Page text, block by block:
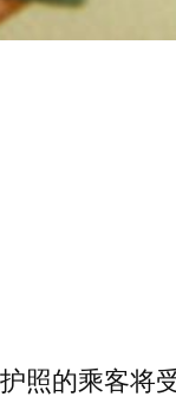
照的乘客将